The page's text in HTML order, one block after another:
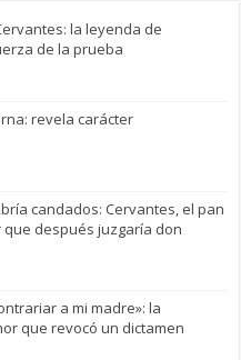
la leyenda de
de la prueba
revela carácter
candados: Cervantes, el pan
que después juzgaría don
a mi madre»: la
que revocó un dictamen